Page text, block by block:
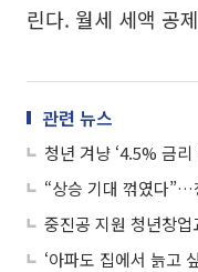
린다. 월세 세액 공
관련 뉴스
“상승 기대 꺾였다”…
중진공 지원 청년창
‘아파도 집에서 늙고